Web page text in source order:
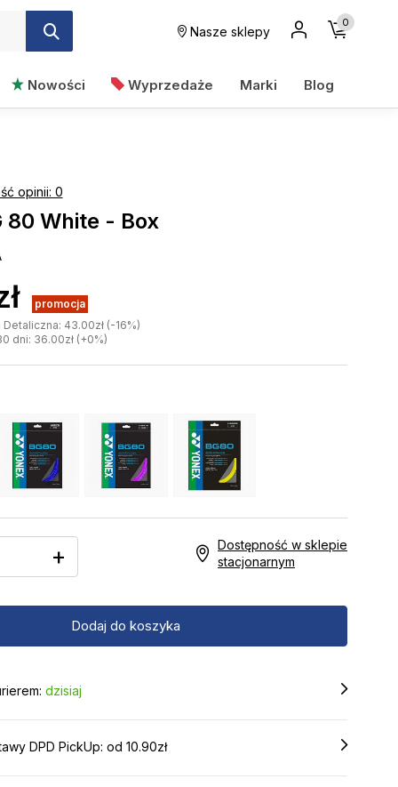
Nasze sklepy
0
Nowości Wyprzedaże Marki Blog
opinii: 0
80 White - Box
promocja
43.00zł (-16%)
dni: 36.00zł (+0%)
+
Dostępność w sklepie
stacjonarnym
dzisiaj
DPD PickUp: od 10.90zł